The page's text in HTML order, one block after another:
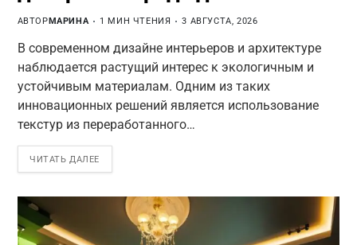
АВТОР МАРИНА 1 МИН ЧТЕНИЯ 3 АВГУСТА, 2026
В современном дизайне интерьеров и архитектуре
наблюдается растущий интерес к экологичным и
устойчивым материалам. Одним из таких
инновационных решений является использование
текстур из переработанного…
ЧИТАТЬ ДАЛЕЕ